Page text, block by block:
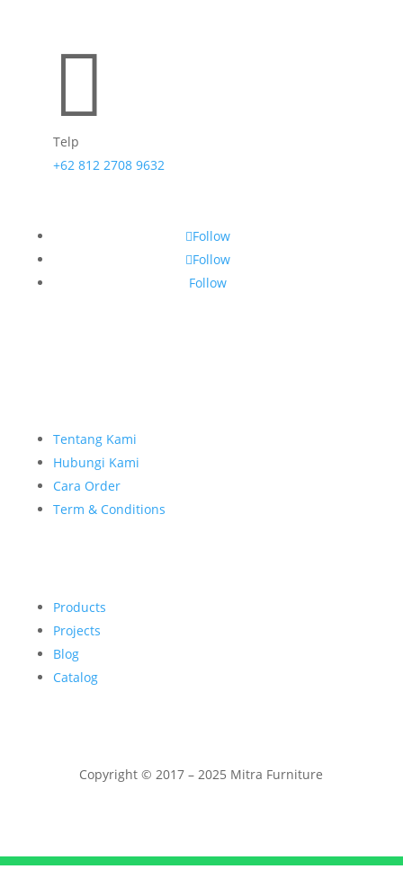

Telp
+62 812 2708 9632
Follow
Follow
Follow
Tentang Kami
Hubungi Kami
Cara Order
Term & Conditions
Products
Projects
Blog
Catalog
Copyright © 2017 – 2025 Mitra Furniture